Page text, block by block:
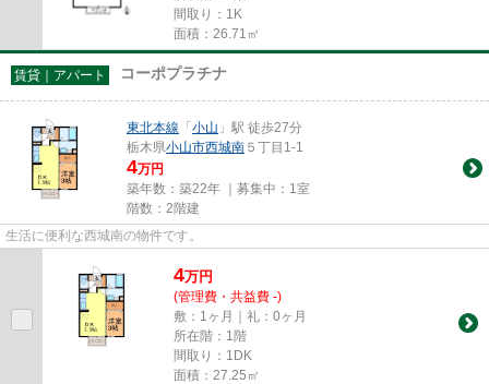
間取り：1K
面積：26.71㎡
賃貸｜アパート コーポプラチナ
東北本線 「小山 」駅 徒歩27分
栃木県小山市西城南 ５丁目1-1
4万円
築年数：築22年 ｜募集中： 1室
階数：2階建
生活に便利な西城南の物件です。
4万円
(管理費・共益費 -)
敷：1ヶ月｜礼：0ヶ月
所在階：1階
間取り：1DK
面積：27.25㎡